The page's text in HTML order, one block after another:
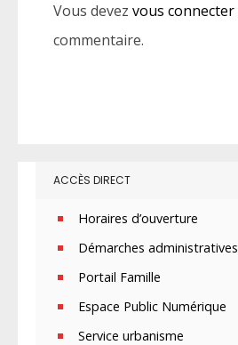
Vous devez vous connecter
commentaire.
ACCÈS DIRECT
Horaires d’ouverture
Démarches administratives
Portail Famille
Espace Public Numérique
Service urbanisme